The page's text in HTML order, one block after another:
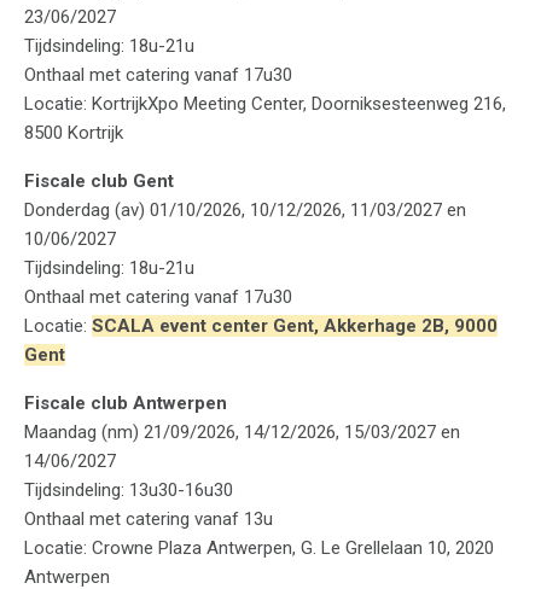
23/06/2027
Tijdsindeling: 18u-21u
Onthaal met catering vanaf 17u30
Locatie: KortrijkXpo Meeting Center, Doorniksesteenweg 216,
8500 Kortrijk
Fiscale club Gent
Donderdag (av) 01/10/2026, 10/12/2026, 11/03/2027 en
10/06/2027
Tijdsindeling: 18u-21u
Onthaal met catering vanaf 17u30
Locatie: SCALA event center Gent, Akkerhage 2B, 9000
Gent
Fiscale club Antwerpen
Maandag (nm) 21/09/2026, 14/12/2026, 15/03/2027 en
14/06/2027
Tijdsindeling: 13u30-16u30
Onthaal met catering vanaf 13u
Locatie: Crowne Plaza Antwerpen, G. Le Grellelaan 10, 2020
Antwerpen